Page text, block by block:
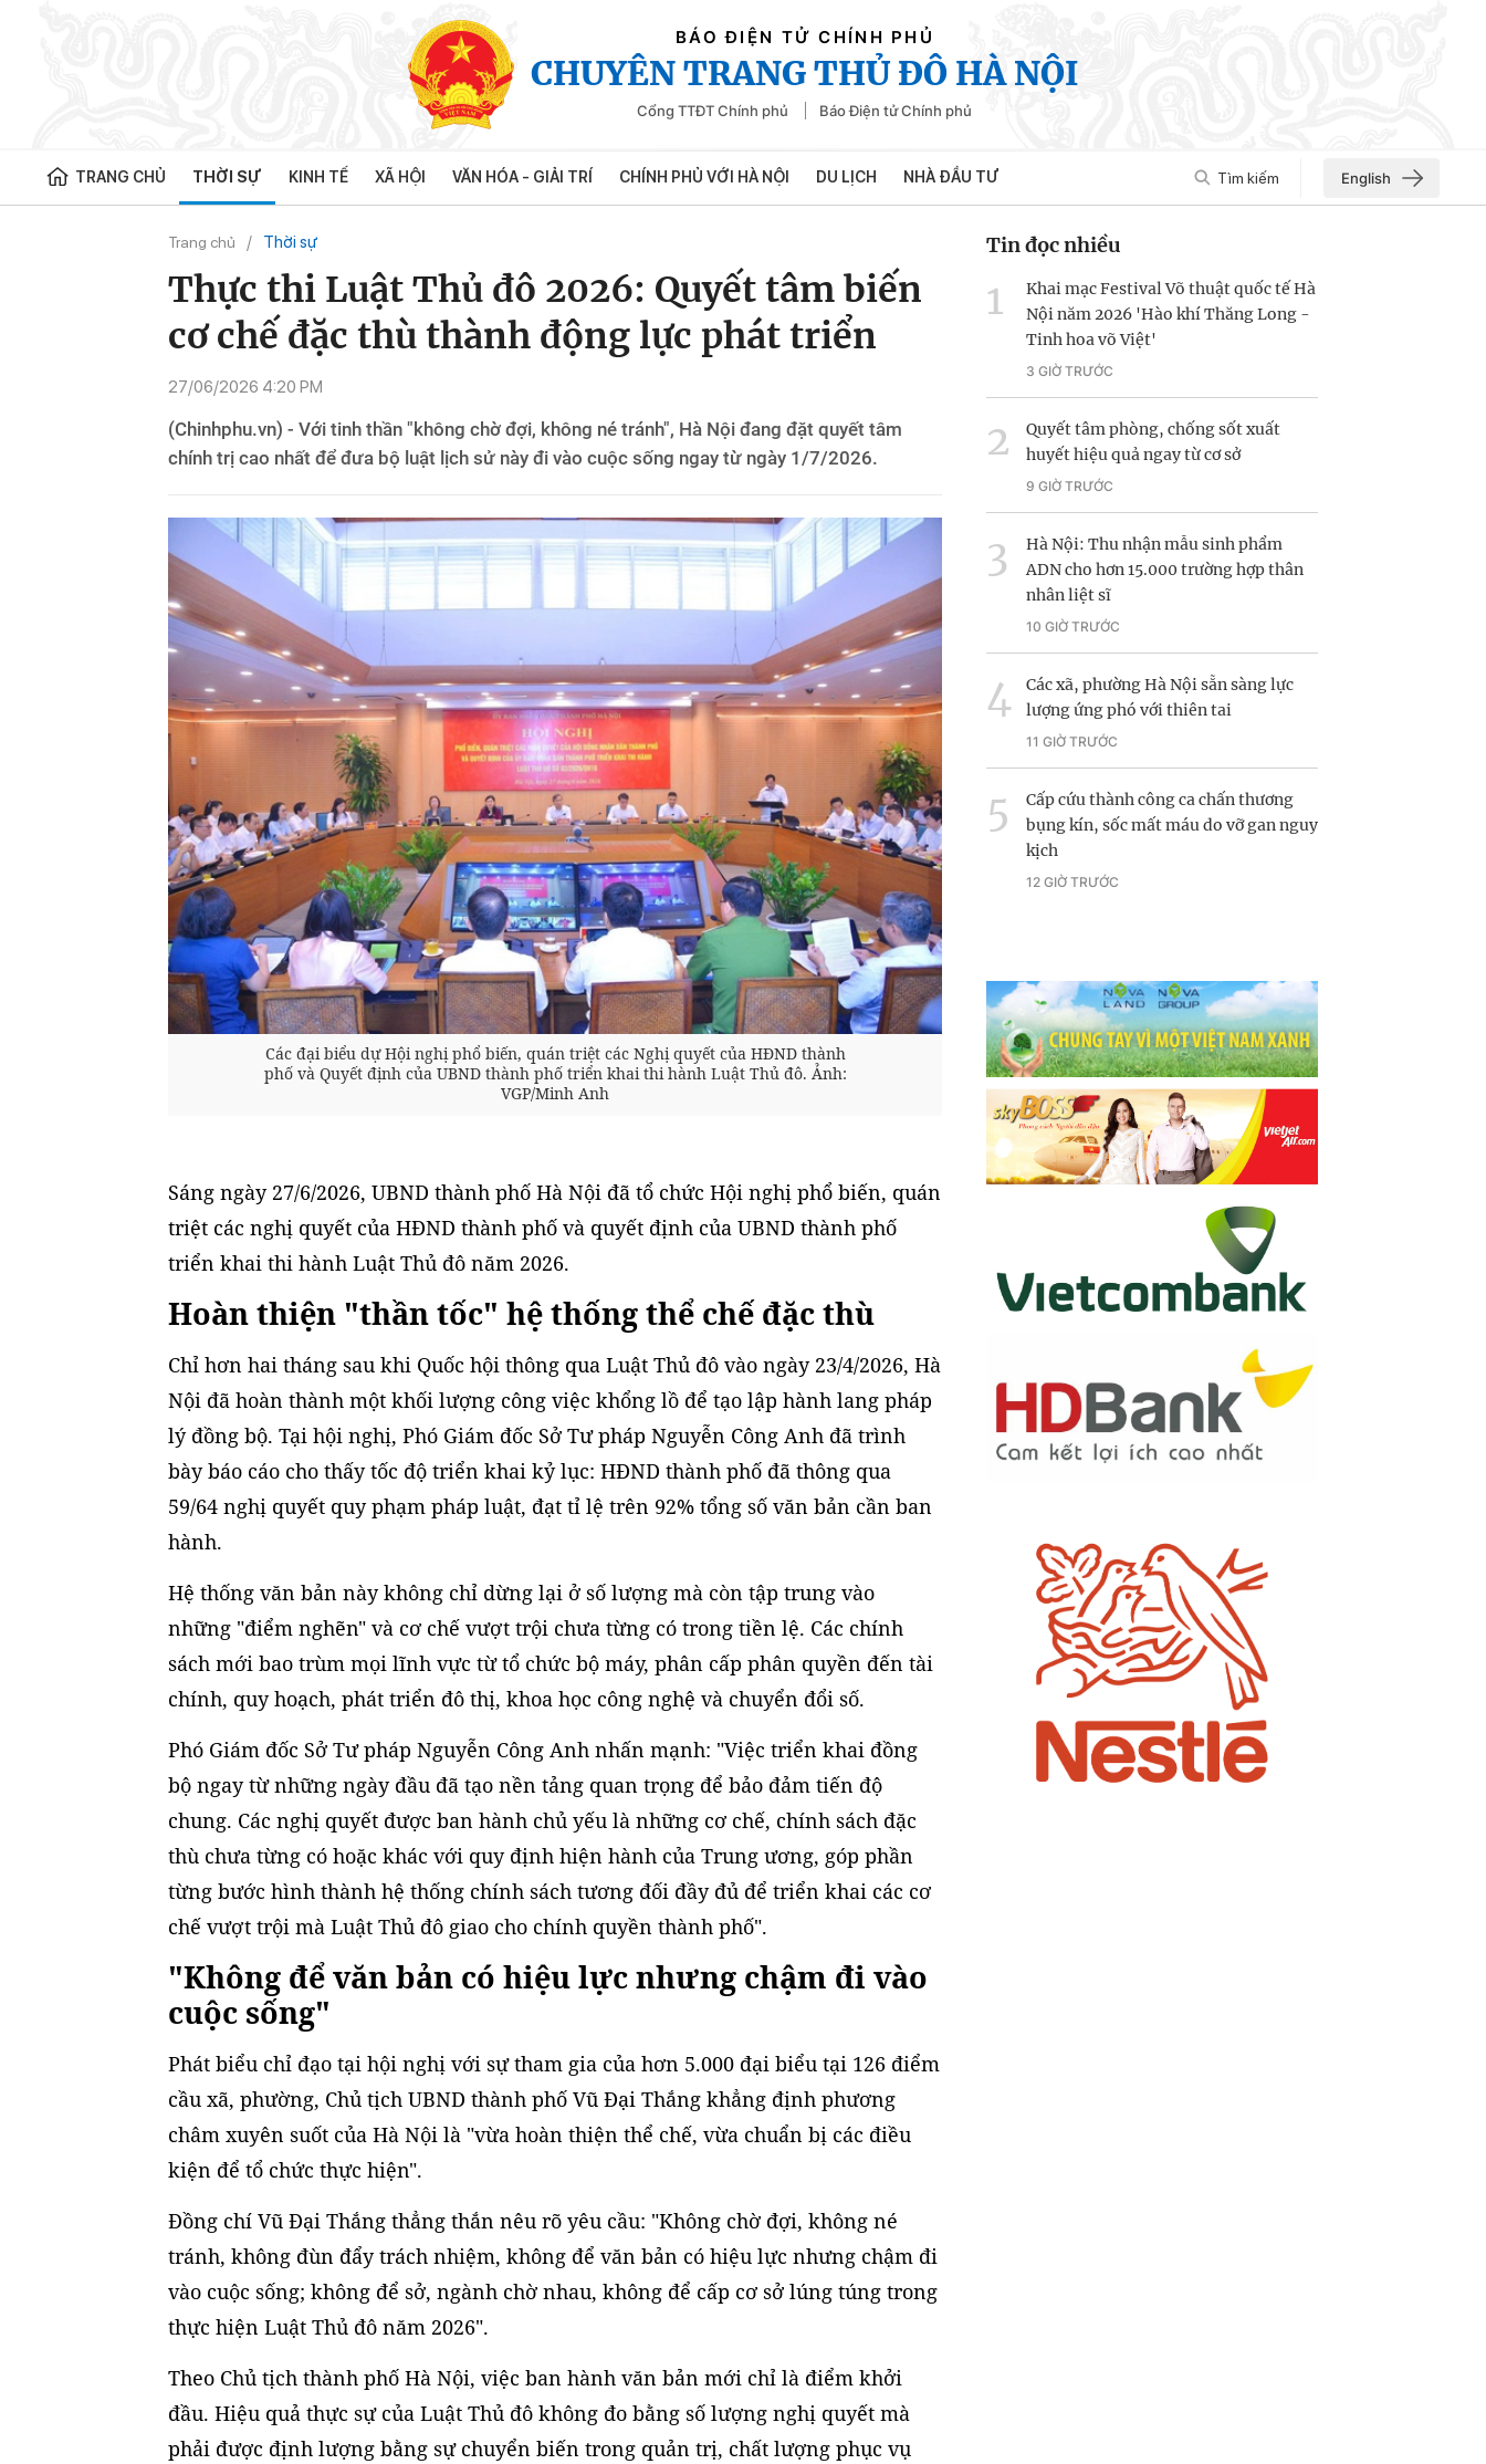
BÁO ĐIỆN TỬ CHÍNH PHỦ
CHUYÊN TRANG THỦ ĐÔ HÀ NỘI
Cổng TTĐT Chính phủ Báo Điện tử Chính phủ
TRANG CHỦ THỜI SỰ KINH TẾ XÃ HỘI VĂN HÓA - GIẢI TRÍ CHÍNH PHỦ VỚI HÀ NỘI DU LỊCH NHÀ ĐẦU TƯ Tìm kiếm English
Trang chủ Thời sự
Thực thi Luật Thủ đô 2026: Quyết tâm biến
cơ chế đặc thù thành động lực phát triển
27/06/2026 4:20 PM
(Chinhphu.vn) - Với tinh thần "không chờ đợi, không né tránh", Hà Nội đang đặt quyết tâm
chính trị cao nhất để đưa bộ luật lịch sử này đi vào cuộc sống ngay từ ngày 1/7/2026.
Các đại biểu dự Hội nghị phổ biến, quán triệt các Nghị quyết của HĐND thành
phố và Quyết định của UBND thành phố triển khai thi hành Luật Thủ đô. Ảnh:
VGP/Minh Anh
Sáng ngày 27/6/2026, UBND thành phố Hà Nội đã tổ chức Hội nghị phổ biến, quán
triệt các nghị quyết của HĐND thành phố và quyết định của UBND thành phố
triển khai thi hành Luật Thủ đô năm 2026.
Hoàn thiện "thần tốc" hệ thống thể chế đặc thù
Chỉ hơn hai tháng sau khi Quốc hội thông qua Luật Thủ đô vào ngày 23/4/2026, Hà
Nội đã hoàn thành một khối lượng công việc khổng lồ để tạo lập hành lang pháp
lý đồng bộ. Tại hội nghị, Phó Giám đốc Sở Tư pháp Nguyễn Công Anh đã trình
bày báo cáo cho thấy tốc độ triển khai kỷ lục: HĐND thành phố đã thông qua
59/64 nghị quyết quy phạm pháp luật, đạt tỉ lệ trên 92% tổng số văn bản cần ban
hành.
Hệ thống văn bản này không chỉ dừng lại ở số lượng mà còn tập trung vào
những "điểm nghẽn" và cơ chế vượt trội chưa từng có trong tiền lệ. Các chính
sách mới bao trùm mọi lĩnh vực từ tổ chức bộ máy, phân cấp phân quyền đến tài
chính, quy hoạch, phát triển đô thị, khoa học công nghệ và chuyển đổi số.
Phó Giám đốc Sở Tư pháp Nguyễn Công Anh nhấn mạnh: "Việc triển khai đồng
bộ ngay từ những ngày đầu đã tạo nền tảng quan trọng để bảo đảm tiến độ
chung. Các nghị quyết được ban hành chủ yếu là những cơ chế, chính sách đặc
thù chưa từng có hoặc khác với quy định hiện hành của Trung ương, góp phần
từng bước hình thành hệ thống chính sách tương đối đầy đủ để triển khai các cơ
chế vượt trội mà Luật Thủ đô giao cho chính quyền thành phố".
"Không để văn bản có hiệu lực nhưng chậm đi vào
cuộc sống"
Phát biểu chỉ đạo tại hội nghị với sự tham gia của hơn 5.000 đại biểu tại 126 điểm
cầu xã, phường, Chủ tịch UBND thành phố Vũ Đại Thắng khẳng định phương
châm xuyên suốt của Hà Nội là "vừa hoàn thiện thể chế, vừa chuẩn bị các điều
kiện để tổ chức thực hiện".
Đồng chí Vũ Đại Thắng thẳng thắn nêu rõ yêu cầu: "Không chờ đợi, không né
tránh, không đùn đẩy trách nhiệm, không để văn bản có hiệu lực nhưng chậm đi
vào cuộc sống; không để sở, ngành chờ nhau, không để cấp cơ sở lúng túng trong
thực hiện Luật Thủ đô năm 2026".
Theo Chủ tịch thành phố Hà Nội, việc ban hành văn bản mới chỉ là điểm khởi
đầu. Hiệu quả thực sự của Luật Thủ đô không đo bằng số lượng nghị quyết mà
phải được định lượng bằng sự chuyển biến trong quản trị, chất lượng phục vụ
Tin đọc nhiều
Khai mạc Festival Võ thuật quốc tế Hà
Nội năm 2026 'Hào khí Thăng Long -
Tinh hoa võ Việt'
3 GIỜ TRƯỚC
Quyết tâm phòng, chống sốt xuất
huyết hiệu quả ngay từ cơ sở
9 GIỜ TRƯỚC
Hà Nội: Thu nhận mẫu sinh phẩm
ADN cho hơn 15.000 trường hợp thân
nhân liệt sĩ
10 GIỜ TRƯỚC
Các xã, phường Hà Nội sẵn sàng lực
lượng ứng phó với thiên tai
11 GIỜ TRƯỚC
Cấp cứu thành công ca chấn thương
bụng kín, sốc mất máu do vỡ gan nguy
kịch
12 GIỜ TRƯỚC